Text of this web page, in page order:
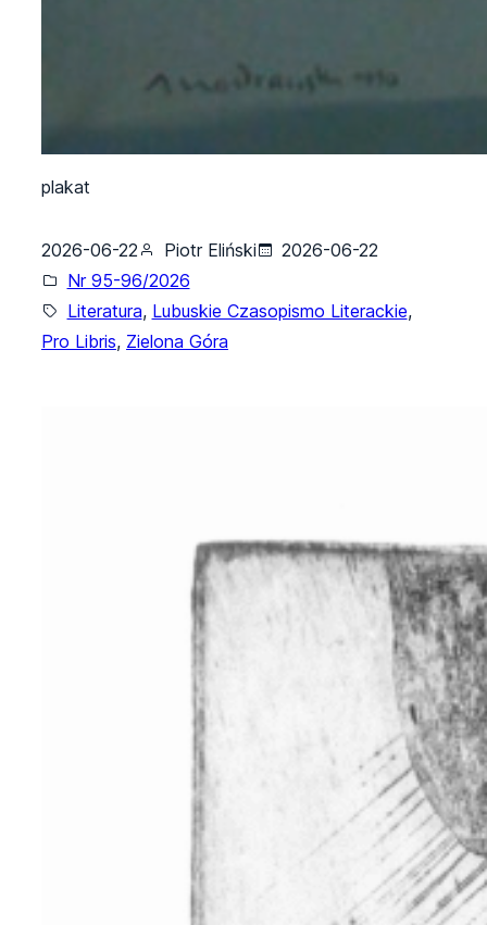
plakat
2026-06-22 Piotr Eliński
2026-06-22
Nr 95-96/2026
Literatura, Lubuskie Czasopismo Literackie,
Pro Libris, Zielona Góra